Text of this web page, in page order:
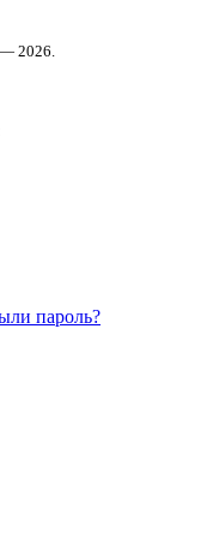
2026.
пароль?